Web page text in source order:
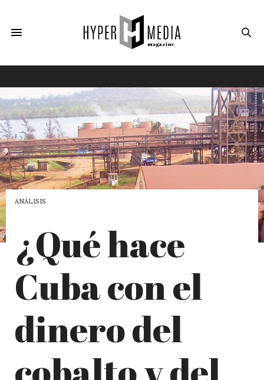
ANÁLISIS
¿Qué hace
Cuba con el
dinero del